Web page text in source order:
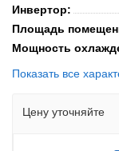
Инвертор:
Площадь
Мощность
Показать все
Цену уточняйте